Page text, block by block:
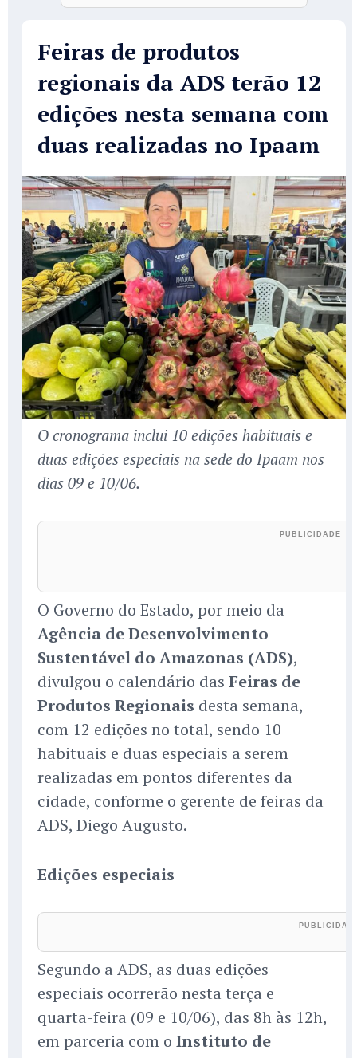
Feiras de produtos
regionais da ADS terão 12
edições nesta semana com
duas realizadas no Ipaam
O cronograma inclui 10 edições habituais e
duas edições especiais na sede do Ipaam nos
dias 09 e 10/06.
O Governo do Estado, por meio da
Agência de Desenvolvimento
Sustentável do Amazonas (ADS),
divulgou o calendário das Feiras de
Produtos Regionais desta semana,
com 12 edições no total, sendo 10
habituais e duas especiais a serem
realizadas em pontos diferentes da
cidade, conforme o gerente de feiras da
ADS, Diego Augusto.
Edições especiais
Segundo a ADS, as duas edições
especiais ocorrerão nesta terça e
quarta-feira (09 e 10/06), das 8h às 12h,
em parceria com o Instituto de